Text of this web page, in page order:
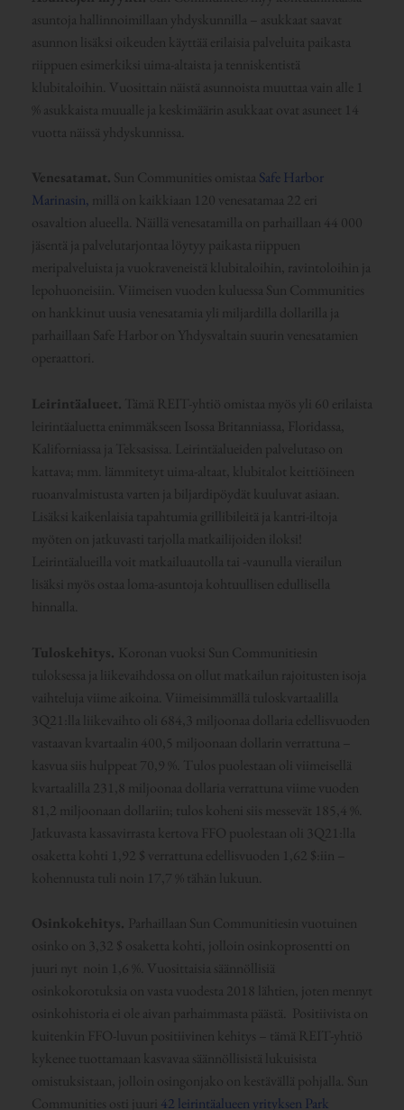
asuntoja hallinnoimillaan yhdyskunnilla – asukkaat saavat
asunnon lisäksi oikeuden käyttää erilaisia palveluita paikasta
riippuen esimerkiksi uima-altaista ja tenniskentistä
klubitaloihin. Vuosittain näistä asunnoista muuttaa vain alle 1
% asukkaista muualle ja keskimäärin asukkaat ovat asuneet 14
vuotta näissä yhdyskunnissa.
Venesatamat. Sun Communities omistaa Safe Harbor
Marinasin, millä on kaikkiaan 120 venesatamaa 22 eri
osavaltion alueella. Näillä venesatamilla on parhaillaan 44 000
jäsentä ja palvelutarjontaa löytyy paikasta riippuen
meripalveluista ja vuokraveneistä klubitaloihin, ravintoloihin ja
lepohuoneisiin. Viimeisen vuoden kuluessa Sun Communities
on hankkinut uusia venesatamia yli miljardilla dollarilla ja
parhaillaan Safe Harbor on Yhdysvaltain suurin venesatamien
operaattori.
Leirintäalueet. Tämä REIT-yhtiö omistaa myös yli 60 erilaista
leirintäaluetta enimmäkseen Isossa Britanniassa, Floridassa,
Kaliforniassa ja Teksasissa. Leirintäalueiden palvelutaso on
kattava; mm. lämmitetyt uima-altaat, klubitalot keittiöineen
ruoanvalmistusta varten ja biljardipöydät kuuluvat asiaan.
Lisäksi kaikenlaisia tapahtumia grillibileitä ja kantri-iltoja
myöten on jatkuvasti tarjolla matkailijoiden iloksi!
Leirintäalueilla voit matkailuautolla tai -vaunulla vierailun
lisäksi myös ostaa loma-asuntoja kohtuullisen edullisella
hinnalla.
Tuloskehitys. Koronan vuoksi Sun Communitiesin
tuloksessa ja liikevaihdossa on ollut matkailun rajoitusten isoja
vaihteluja viime aikoina. Viimeisimmällä tuloskvartaalilla
3Q21:lla liikevaihto oli 684,3 miljoonaa dollaria edellisvuoden
vastaavan kvartaalin 400,5 miljoonaan dollarin verrattuna –
kasvua siis hulppeat 70,9 %. Tulos puolestaan oli viimeisellä
kvartaalilla 231,8 miljoonaa dollaria verrattuna viime vuoden
81,2 miljoonaan dollariin; tulos koheni siis messevät 185,4 %.
Jatkuvasta kassavirrasta kertova FFO puolestaan oli 3Q21:lla
osaketta kohti 1,92 $ verrattuna edellisvuoden 1,62 $:iin –
kohennusta tuli noin 17,7 % tähän lukuun.
Osinkokehitys. Parhaillaan Sun Communitiesin vuotuinen
osinko on 3,32 $ osaketta kohti, jolloin osinkoprosentti on
juuri nyt noin 1,6 %. Vuosittaisia säännöllisiä
osinkokorotuksia on vasta vuodesta 2018 lähtien, joten mennyt
osinkohistoria ei ole aivan parhaimmasta päästä. Positiivista on
kuitenkin FFO-luvun positiivinen kehitys – tämä REIT-yhtiö
kykenee tuottamaan kasvavaa säännöllisistä lukuisista
omistuksistaan, jolloin osingonjako on kestävällä pohjalla. Sun
Communities osti juuri 42 leirintäalueen yrityksen Park